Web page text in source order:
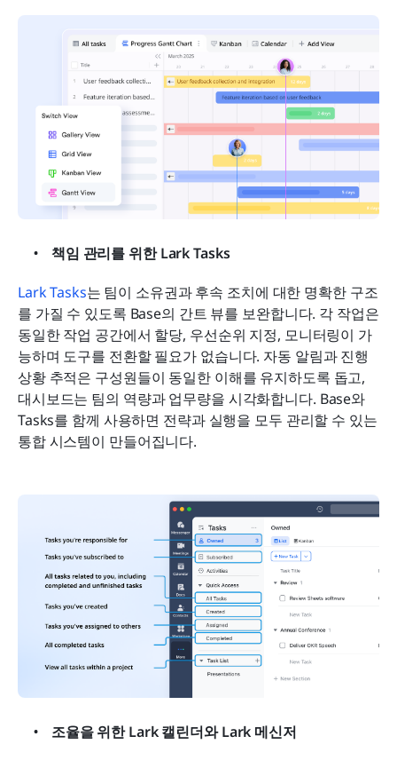
책임 관리를 위한 Lark Tasks
Lark Tasks는 팀이 소유권과 후속 조치에 대한 명확한 구조
를 가질 수 있도록 Base의 간트 뷰를 보완합니다. 각 작업은
동일한 작업 공간에서 할당, 우선순위 지정, 모니터링이 가
능하며 도구를 전환할 필요가 없습니다. 자동 알림과 진행
상황 추적은 구성원들이 동일한 이해를 유지하도록 돕고,
대시보드는 팀의 역량과 업무량을 시각화합니다. Base와
Tasks를 함께 사용하면 전략과 실행을 모두 관리할 수 있는
통합 시스템이 만들어집니다.
조율을 위한 Lark 캘린더와 Lark 메신저